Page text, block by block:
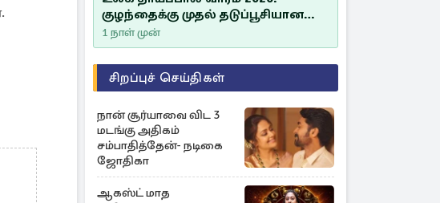
குழந்தைக்கு முதல் தடுப்பூசியான
சீம்பாலின் முக்கியத்துவம்!
1 நாள் முன்
சிறப்புச் செய்திகள்
நான் சூர்யாவை விட 3
மடங்கு அதிகம்
சம்பாதித்தேன்- நடிகை
ஜோதிகா
ஆகஸ்ட் மாத